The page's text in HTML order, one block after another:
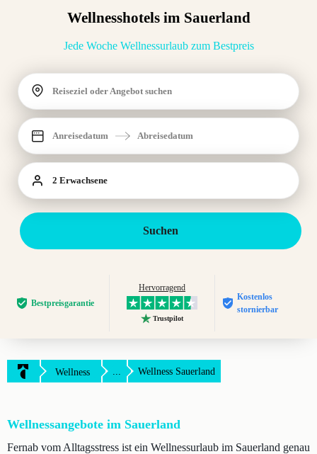
Wellnesshotels im Sauerland
Jede Woche Wellnessurlaub zum Bestpreis
Reiseziel oder Angebot suchen
Anreisedatum Abreisedatum
2 Erwachsene
Suchen
Bestpreis­garantie
Hervorragend
Trustpilot
Kostenlos
stornierbar
Wellness ... Wellness Sauerland
Wellnessangebote im Sauerland
Fernab vom Alltagsstress ist ein Wellnessurlaub im Sauerland genau